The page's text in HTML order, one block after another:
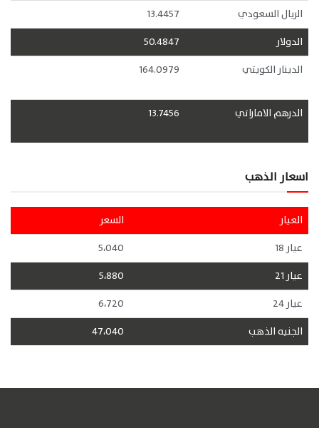
الريال السعودي
13.4457
الدولار
50.4847
الدينار الكويتي
164.0979
الدرهم الاماراتي 13.7456
اسعار الذهب
العيار
السعر
عيار 18
5،040
عيار 21
5،880
عيار 24
6،720
الجنيه الذهب
47،040